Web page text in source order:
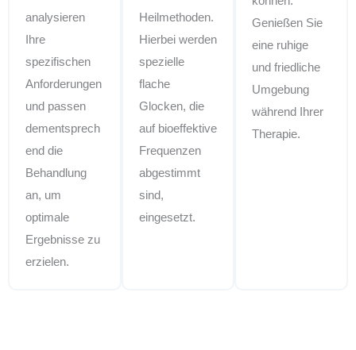
analysieren
Ihre
spezifischen
Anforderungen
und passen
dementsprech
end die
Behandlung
an, um
optimale
Ergebnisse zu
erzielen.
Heilmethoden.
Hierbei werden
spezielle
flache
Glocken, die
auf bioeffektive
Frequenzen
abgestimmt
sind,
eingesetzt.
Genießen Sie
eine ruhige
und friedliche
Umgebung
während Ihrer
Therapie.